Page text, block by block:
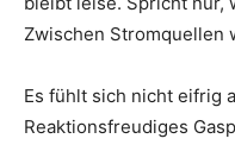
Zwischen Stromquellen
Es fühlt sich nicht eifrig
Reaktionsfreudiges